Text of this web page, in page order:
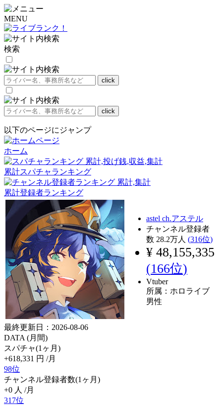
MENU
検索
以下のページにジャンプ
ホーム
累計スパチャランキング
累計登録者ランキング
astel ch.アステル
チャンネル登録者
数 28.2万人 (316位)
¥ 48,155,335
(166位)
Vtuber
所属：ホロライブ
男性
最終更新日：2026-08-06
DATA (月間)
スパチャ(1ヶ月)
+618,331 円 /月
98位
チャンネル登録者数(1ヶ月)
+0 人 /月
317位